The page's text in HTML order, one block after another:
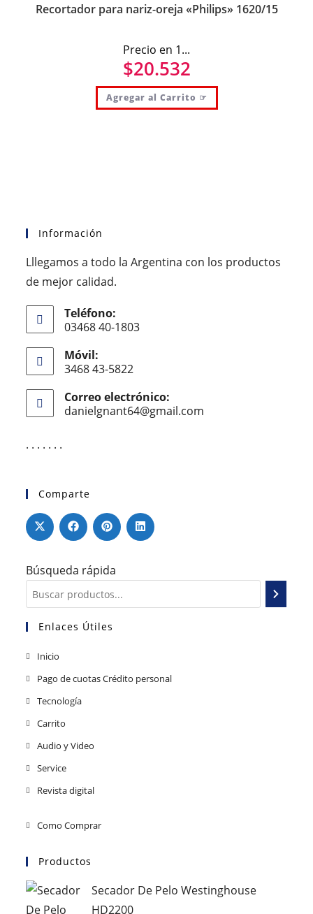
Recortador para nariz-oreja «Philips» 1620/15
Precio en 1...
$20.532
Agregar al Carrito ☞
Información
Lllegamos a todo la Argentina con los productos
de mejor calidad.
Teléfono:
03468 40-1803
Móvil:
3468 43-5822
Correo electrónico:
danielgnant64@gmail.com
. . . . . . .
Comparte
Búsqueda rápida
Enlaces Útiles
Inicio
Pago de cuotas Crédito personal
Tecnología
Carrito
Audio y Video
Service
Revista digital
Como Comprar
Productos
Secador De Pelo Westinghouse
HD2200